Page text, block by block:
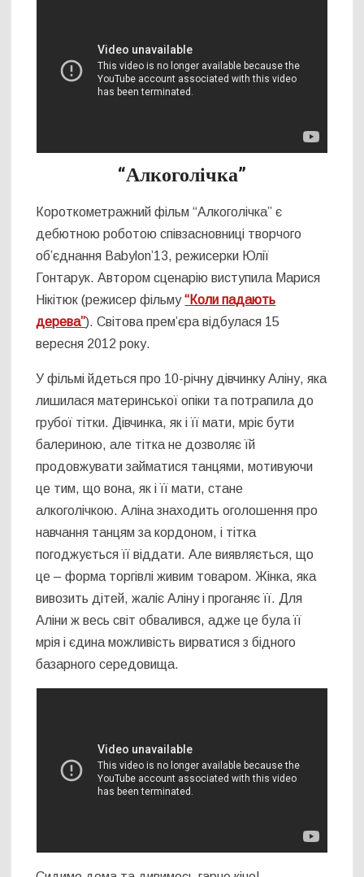
“Алкоголічка”
Короткометражний фільм “Алкоголічка” є
дебютною роботою співзасновниці творчого
об’єднання Babylon’13, режисерки Юлії
Гонтарук. Автором сценарію виступила Марися
Нікітюк (режисер фільму“Коли падають
дерева”). Світова прем’єра відбулася 15
вересня 2012 року.
У фільмі йдеться про 10-річну дівчинку Аліну, яка
лишилася материнської опіки та потрапила до
грубої тітки. Дівчинка, як і її мати, мріє бути
балериною, але тітка не дозволяє їй
продовжувати займатися танцями, мотивуючи
це тим, що вона, як і її мати, стане
алкоголічкою. Аліна знаходить оголошення про
навчання танцям за кордоном, і тітка
погоджується її віддати. Але виявляється, що
це – форма торгівлі живим товаром. Жінка, яка
вивозить дітей, жаліє Аліну і проганяє її. Для
Аліни ж весь світ обвалився, адже це була її
мрія і єдина можливість вирватися з бідного
базарного середовища.